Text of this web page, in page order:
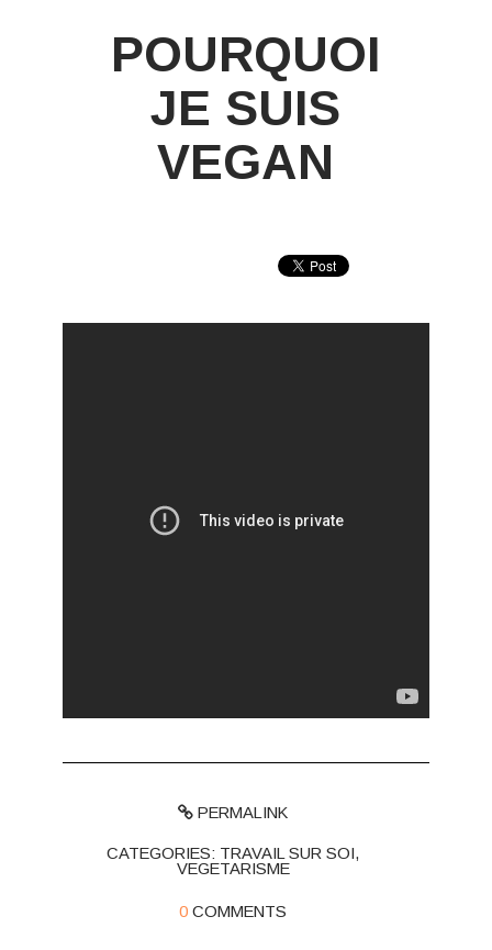
POURQUOI
JE SUIS
VEGAN
PERMALINK
CATEGORIES: TRAVAIL SUR SOI,
VEGETARISME
0 COMMENTS